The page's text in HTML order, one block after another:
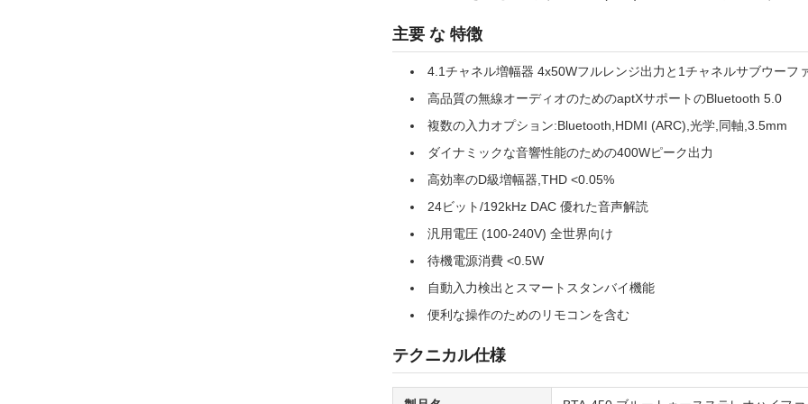
主要 な 特徴
4.1チャネル増幅器 4x50Wフルレンジ出力と1チャネルサブウーフ
高品質の無線オーディオのためのaptXサポートのBluetooth 5.0
複数の入力オプション:Bluetooth,HDMI (ARC),光学,同軸,3.5mm
ダイナミックな音響性能のための400Wピーク出力
高効率のD級増幅器,THD <0.05%
24ビット/192kHz DAC 優れた音声解読
汎用電圧 (100-240V) 全世界向け
待機電源消費 <0.5W
自動入力検出とスマートスタンバイ機能
便利な操作のためのリモコンを含む
テクニカル仕様